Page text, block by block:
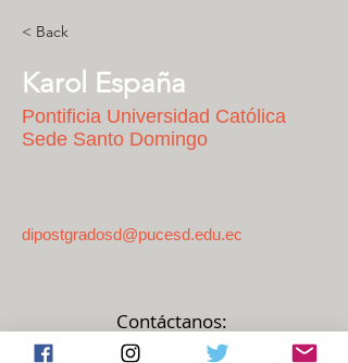
< Back
Karol España
Pontificia Universidad Católica
Sede Santo Domingo
dipostgradosd@pucesd.edu.ec
​Contáctanos:
cientificas.ecuatoriana